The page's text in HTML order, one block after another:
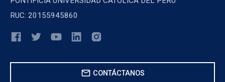
RUC: 20155945860
mail CONTÁCTANOS